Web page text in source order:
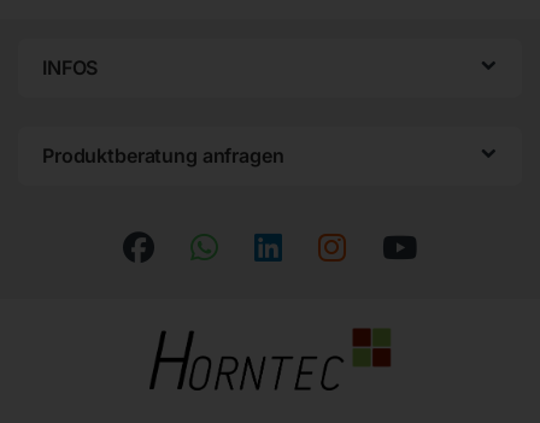
INFOS
Produktberatung anfragen